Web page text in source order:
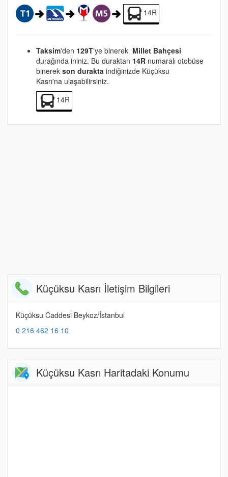
14R
Taksim'den 129T'ye binerek Millet Bahçesi
durağında ininiz. Bu duraktan 14R numaralı otobüse
binerek son durakta indiğinizde Küçüksu
Kasrı'na ulaşabilirsiniz.
14R
Küçüksu Kasrı İletişim Bilgileri
Küçüksu Caddesi Beykoz/İstanbul
0 216 462 16 10
Küçüksu Kasrı Haritadaki Konumu